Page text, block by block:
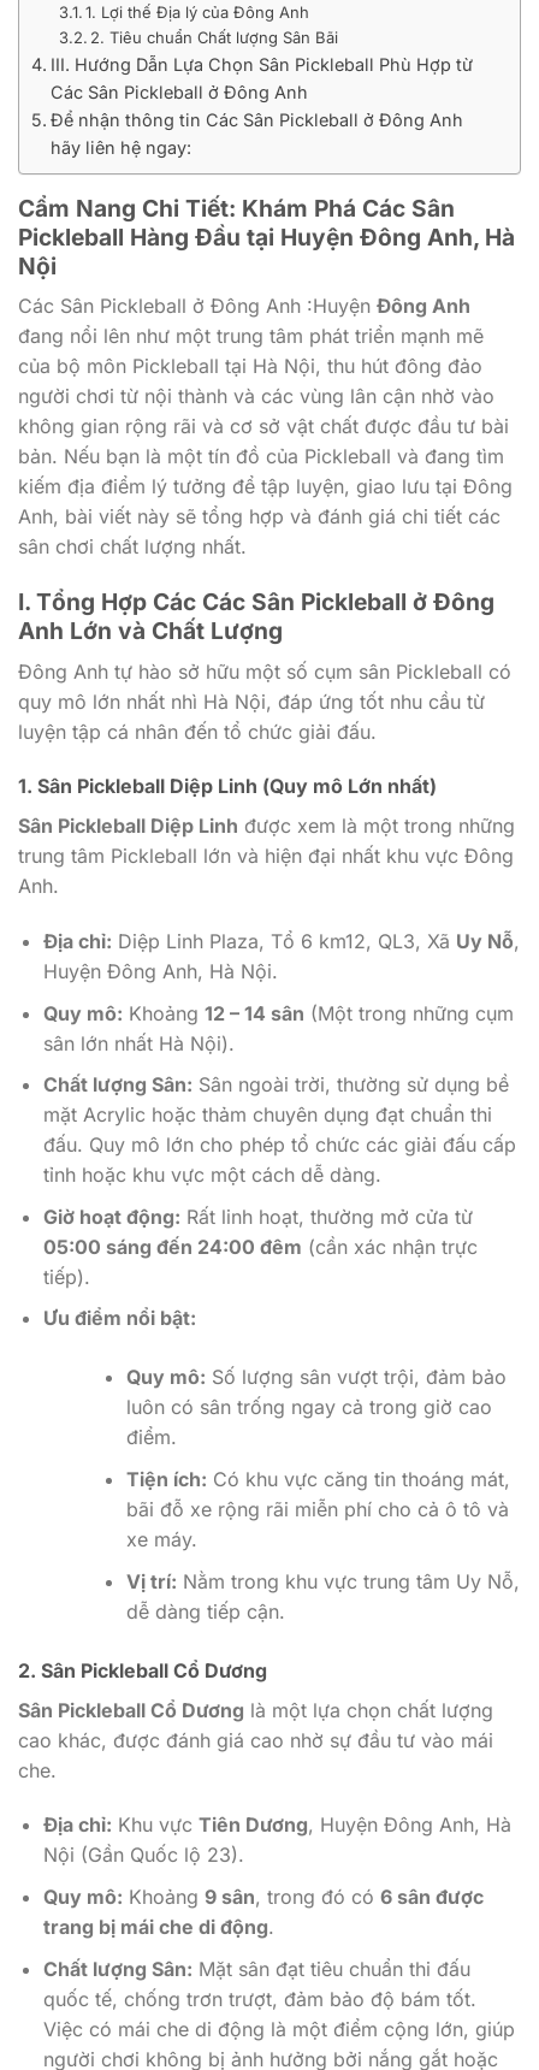
1. Lợi thế Địa lý của Đông Anh
2. Tiêu chuẩn Chất lượng Sân Bãi
III. Hướng Dẫn Lựa Chọn Sân Pickleball Phù Hợp từ
Các Sân Pickleball ở Đông Anh
Để nhận thông tin Các Sân Pickleball ở Đông Anh
hãy liên hệ ngay:
Cẩm Nang Chi Tiết: Khám Phá Các Sân
Pickleball Hàng Đầu tại Huyện Đông Anh, Hà
Nội
Các Sân Pickleball ở Đông Anh :Huyện Đông Anh
đang nổi lên như một trung tâm phát triển mạnh mẽ
của bộ môn Pickleball tại Hà Nội, thu hút đông đảo
người chơi từ nội thành và các vùng lân cận nhờ vào
không gian rộng rãi và cơ sở vật chất được đầu tư bài
bản. Nếu bạn là một tín đồ của Pickleball và đang tìm
kiếm địa điểm lý tưởng để tập luyện, giao lưu tại Đông
Anh, bài viết này sẽ tổng hợp và đánh giá chi tiết các
sân chơi chất lượng nhất.
I. Tổng Hợp Các Các Sân Pickleball ở Đông
Anh Lớn và Chất Lượng
Đông Anh tự hào sở hữu một số cụm sân Pickleball có
quy mô lớn nhất nhì Hà Nội, đáp ứng tốt nhu cầu từ
luyện tập cá nhân đến tổ chức giải đấu.
1. Sân Pickleball Diệp Linh (Quy mô Lớn nhất)
Sân Pickleball Diệp Linh được xem là một trong những
trung tâm Pickleball lớn và hiện đại nhất khu vực Đông
Anh.
Địa chỉ: Diệp Linh Plaza, Tổ 6 km12, QL3, Xã Uy Nỗ,
Huyện Đông Anh, Hà Nội.
Quy mô: Khoảng 12 – 14 sân (Một trong những cụm
sân lớn nhất Hà Nội).
Chất lượng Sân: Sân ngoài trời, thường sử dụng bề
mặt Acrylic hoặc thảm chuyên dụng đạt chuẩn thi
đấu. Quy mô lớn cho phép tổ chức các giải đấu cấp
tỉnh hoặc khu vực một cách dễ dàng.
Giờ hoạt động: Rất linh hoạt, thường mở cửa từ
05:00 sáng đến 24:00 đêm (cần xác nhận trực
tiếp).
Ưu điểm nổi bật:
Quy mô: Số lượng sân vượt trội, đảm bảo
luôn có sân trống ngay cả trong giờ cao
điểm.
Tiện ích: Có khu vực căng tin thoáng mát,
bãi đỗ xe rộng rãi miễn phí cho cả ô tô và
xe máy.
Vị trí: Nằm trong khu vực trung tâm Uy Nỗ,
dễ dàng tiếp cận.
2. Sân Pickleball Cổ Dương
Sân Pickleball Cổ Dương là một lựa chọn chất lượng
cao khác, được đánh giá cao nhờ sự đầu tư vào mái
che.
Địa chỉ: Khu vực Tiên Dương, Huyện Đông Anh, Hà
Nội (Gần Quốc lộ 23).
Quy mô: Khoảng 9 sân, trong đó có 6 sân được
trang bị mái che di động.
Chất lượng Sân: Mặt sân đạt tiêu chuẩn thi đấu
quốc tế, chống trơn trượt, đảm bảo độ bám tốt.
Việc có mái che di động là một điểm cộng lớn, giúp
người chơi không bị ảnh hưởng bởi nắng gắt hoặc